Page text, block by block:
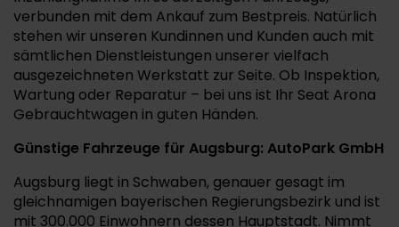
verbunden mit dem Ankauf zum Bestpreis. Natürlich
stehen wir unseren Kundinnen und Kunden auch mit
sämtlichen Dienstleistungen unserer vielfach
ausgezeichneten Werkstatt zur Seite. Ob Inspektion,
Wartung oder Reparatur – bei uns ist Ihr Seat Arona
Gebrauchtwagen in guten Händen.
Günstige Fahrzeuge für Augsburg: AutoPark GmbH
Augsburg liegt in Schwaben, genauer gesagt im
gleichnamigen bayerischen Regierungsbezirk und ist
mit 300.000 Einwohnern dessen Hauptstadt. Nimmt